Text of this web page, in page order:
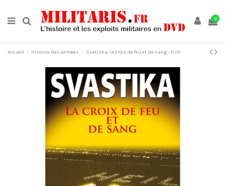
0
Accueil Histoire des armées Svatiska, la croix de feu et de sang - DVD